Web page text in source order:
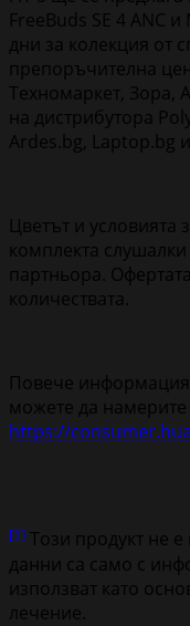
FreeBuds SE 4 ANC
дни за колекция от
препоръчителна
Техномаркет, Зора,
на дистрибутора
Ardes.bg, Laptop.bg
Цветът и условията
комплекта
партньора.
количествата.
Повече информация
можете да намерите
https://
[1] Този продукт не
данни са само с
използват като
лечение.